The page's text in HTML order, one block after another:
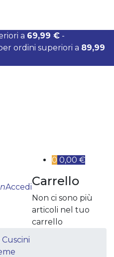
a 69,99 € -
ordini superiori a 89,99
Accedi
0 0,00 €
Carrello
Non ci sono più
articoli nel tuo
carrello
Cuscini